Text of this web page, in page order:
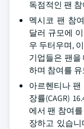
독점적인 팬
멕시코 팬 참
달러 규모에
우 두터우며,
기업들은 팬을
하며 참여를
아르헨티나 팬
장률(CAGR)
에서 팬 참여
장하고 있습